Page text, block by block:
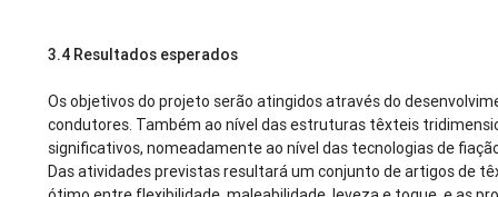
3.4 Resultados esperados
Os objetivos do projeto serão atingidos através do
condutores. Também ao nível das estruturas têxteis
significativos, nomeadamente ao nível das tecnologias de
Das atividades previstas resultará um conjunto de artigos de